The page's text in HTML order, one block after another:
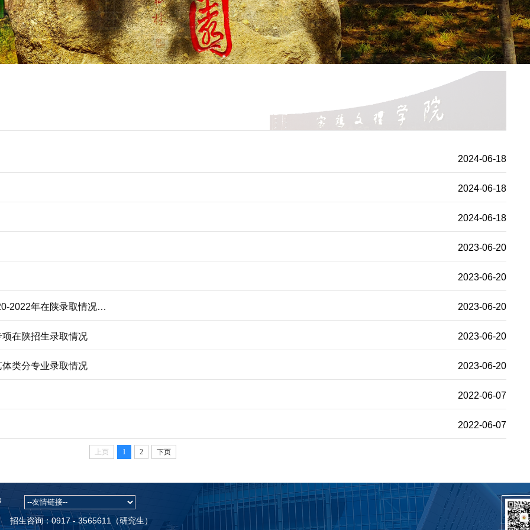
2024-06-18
2024-06-18
2024-06-18
2023-06-20
2023-06-20
2023年艺术体育类在陕招生专业代码、招生计划及2020-2022年在陕录取情况统计 2023-06-20
在陕招生录取情况 2023-06-20
类分专业录取情况 2023-06-20
2022-06-07
2022-06-07
上页 1 2 下页
招生咨询：0917 - 3565611（研究生）